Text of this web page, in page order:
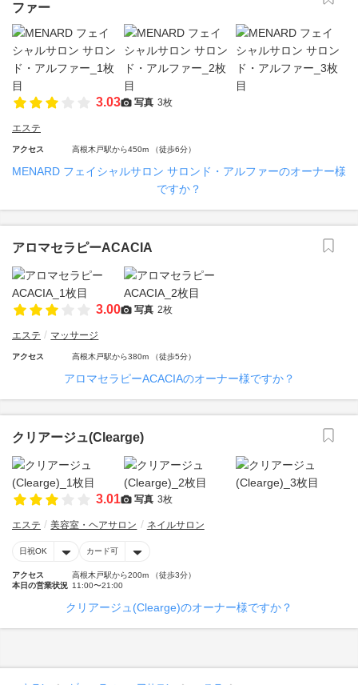
ファー
3.03 写真 3枚
エステ
アクセス 高根木戸駅から450m （徒歩6分）
MENARD フェイシャルサロン サロンド・アルファーのオーナー様
ですか？
アロマセラピーACACIA
3.00 写真 2枚
エステ マッサージ
アクセス 高根木戸駅から380m （徒歩5分）
アロマセラピーACACIAのオーナー様ですか？
クリアージュ(Clearge)
3.01 写真 3枚
エステ 美容室・ヘアサロン ネイルサロン
日祝OK カード可
アクセス
高根木戸駅から200m （徒歩3分）
本日の営業状況 11:00〜21:00
クリアージュ(Clearge)のオーナー様ですか？